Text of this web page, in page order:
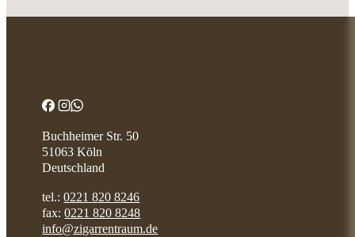
Buchheimer Str. 50
51063 Köln
Deutschland
tel.:0221 820 8246
fax:0221 820 8248
info@zigarrentraum.de